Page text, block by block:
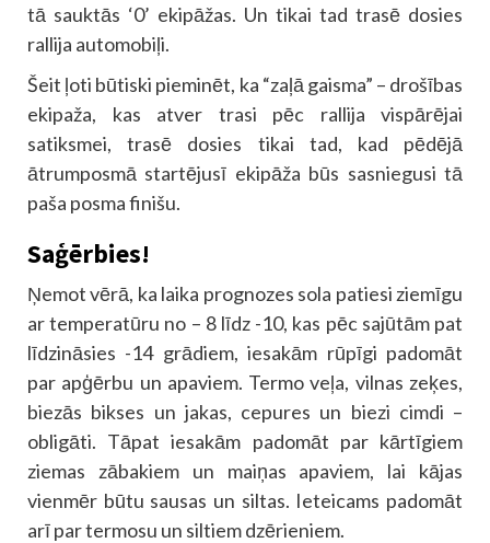
tā sauktās ‘0’ ekipāžas. Un tikai tad trasē dosies
rallija automobiļi.
Šeit ļoti būtiski pieminēt, ka “zaļā gaisma” – drošības
ekipaža, kas atver trasi pēc rallija vispārējai
satiksmei, trasē dosies tikai tad, kad pēdējā
ātrumposmā startējusī ekipāža būs sasniegusi tā
paša posma finišu.
Saģērbies!
Ņemot vērā, ka laika prognozes sola patiesi ziemīgu
ar temperatūru no – 8 līdz -10, kas pēc sajūtām pat
līdzināsies -14 grādiem, iesakām rūpīgi padomāt
par apģērbu un apaviem. Termo veļa, vilnas zeķes,
biezās bikses un jakas, cepures un biezi cimdi –
obligāti. Tāpat iesakām padomāt par kārtīgiem
ziemas zābakiem un maiņas apaviem, lai kājas
vienmēr būtu sausas un siltas. Ieteicams padomāt
arī par termosu un siltiem dzērieniem.